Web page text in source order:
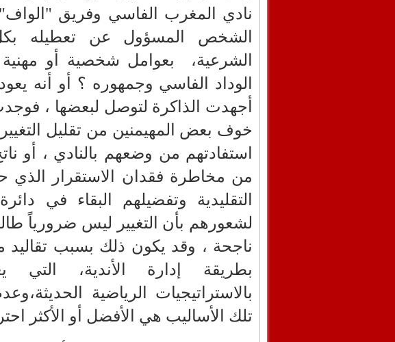
نادي المغرب الفاسي وفريق
الشخص المسؤول عن تعطيله بكل
الشرعية،
بعوامل شخصية أو
الوداد الفاسي وجمهوره ؟ أو أنه
أجهدت الذاكرة لتوصل لبعضها ،
خوف بعض المهيمنين من تقليل
استفادتهم من وضعهم بالنادي ، أو
من مخاطرة فقدان الاستقرار الذي
التقليدية وتفضيلهم البقاء في
لشعورهم بأن التغيير ليس ضرورياً
ناجحة ، وقد يكون ذلك بسبب تقاليد
بطريقة إدارة الأندية، التي
بالاستراتيجيات الرياضية
تلك الأساليب هي الأفضل أو الأكثر